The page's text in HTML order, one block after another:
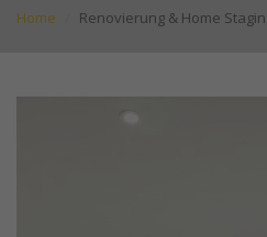
Home Renovierung & Home